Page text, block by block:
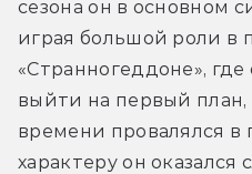
сезона он в основном
играя большой роли в
«Странногеддоне»,
выйти на первый
времени провалялся в
характеру он оказался